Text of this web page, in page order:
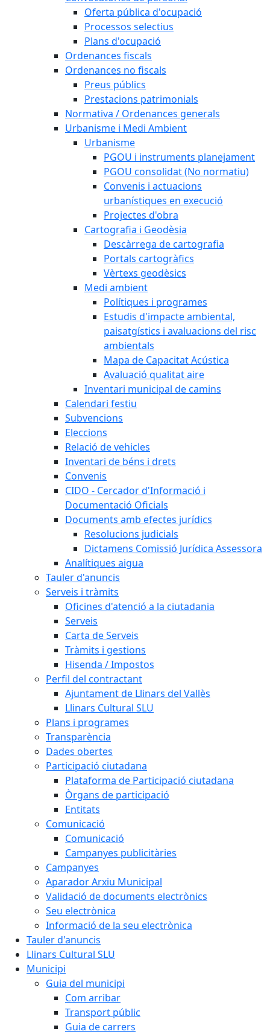
Oferta pública d'ocupació
Processos selectius
Plans d'ocupació
Ordenances fiscals
Ordenances no fiscals
Preus públics
Prestacions patrimonials
Normativa / Ordenances generals
Urbanisme i Medi Ambient
Urbanisme
PGOU i instruments planejament
PGOU consolidat (No normatiu)
Convenis i actuacions
urbanístiques en execució
Projectes d'obra
Cartografia i Geodèsia
Descàrrega de cartografia
Portals cartogràfics
Vèrtexs geodèsics
Medi ambient
Polítiques i programes
Estudis d'impacte ambiental,
paisatgístics i avaluacions del risc
ambientals
Mapa de Capacitat Acústica
Avaluació qualitat aire
Inventari municipal de camins
Calendari festiu
Subvencions
Eleccions
Relació de vehicles
Inventari de béns i drets
Convenis
CIDO - Cercador d'Informació i
Documentació Oficials
Documents amb efectes jurídics
Resolucions judicials
Dictamens Comissió Jurídica Assessora
Analítiques aigua
Tauler d'anuncis
Serveis i tràmits
Oficines d'atenció a la ciutadania
Serveis
Carta de Serveis
Tràmits i gestions
Hisenda / Impostos
Perfil del contractant
Ajuntament de Llinars del Vallès
Llinars Cultural SLU
Plans i programes
Transparència
Dades obertes
Participació ciutadana
Plataforma de Participació ciutadana
Òrgans de participació
Entitats
Comunicació
Comunicació
Campanyes publicitàries
Campanyes
Aparador Arxiu Municipal
Validació de documents electrònics
Seu electrònica
Informació de la seu electrònica
Tauler d'anuncis
Llinars Cultural SLU
Municipi
Guia del municipi
Com arribar
Transport públic
Guia de carrers